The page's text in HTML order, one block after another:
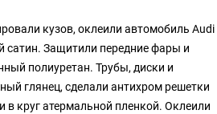
кузов, оклеили автомобиль Audi
сатин. Защитили передние фары и
полиуретан. Трубы, диски и
глянец, сделали антихром решетки
в круг атермальной пленкой. Оклеили